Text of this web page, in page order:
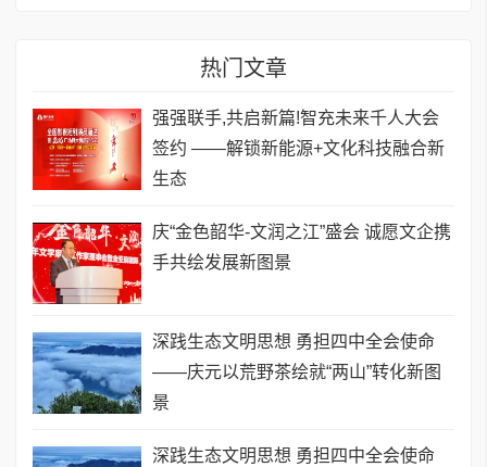
热门文章
强强联手,共启新篇!智充未来千人大会
签约 ——解锁新能源+文化科技融合新
生态
庆“金色韶华-文润之江”盛会 诚愿文企携
手共绘发展新图景
深践生态文明思想 勇担四中全会使命
——庆元以荒野茶绘就“两山”转化新图
景
深践生态文明思想 勇担四中全会使命